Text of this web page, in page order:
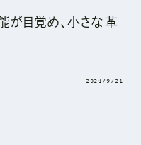
が目覚め、小さな革
2024/9/21